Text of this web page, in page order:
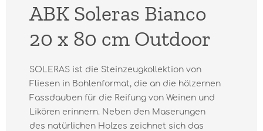
ABK Soleras Bianco
20 x 80 cm Outdoor
SOLERAS ist die Steinzeugkollektion von
Fliesen in Bohlenformat, die an die hölzernen
Fassdauben für die Reifung von Weinen und
Likören erinnern. Neben den Maserungen
des natürlichen Holzes zeichnet sich das